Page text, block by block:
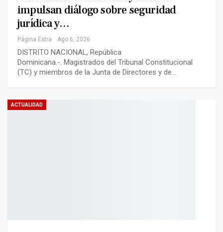
impulsan diálogo sobre seguridad
jurídica y…
Página Extra Ago 6, 2026
DISTRITO NACIONAL, República
Dominicana.-. Magistrados del Tribunal Constitucional
(TC) y miembros de la Junta de Directores y de…
ACTUALIDAD